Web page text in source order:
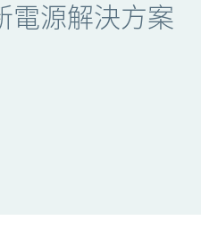
電源解決方案